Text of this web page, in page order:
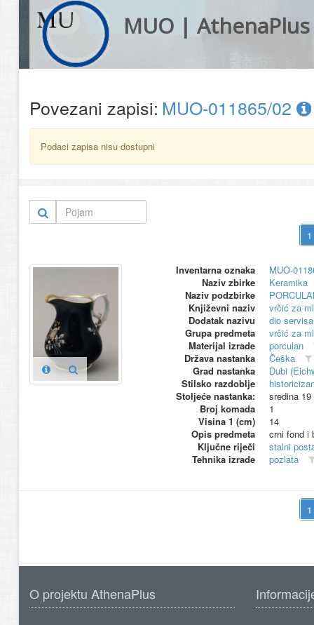
MUO | AthenaPlus
Povezani zapisi: MUO-011865/02
Podaci zapisa nisu dostupni
Inventarna oznaka
MUO-
Naziv zbirke
Keramika
Naziv podzbirke
Književni naziv
vrčić za
Dodatak nazivu
dio
Grupa predmeta
vrčić za
Materijal izrade
porculan
Država nastanka
Češka
Grad nastanka
Dubi
Stilsko razdoblje
Stoljeće nastanka:
sredina 19
Broj komada
1
Visina 1 (cm)
14
Opis predmeta
crni fond i
Ključne riječi
stalni
Tehnika izrade
pozlata
O projektu AthenaPlus